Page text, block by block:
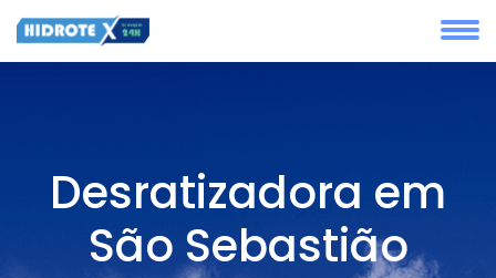
Desratizadora em
São Sebastião